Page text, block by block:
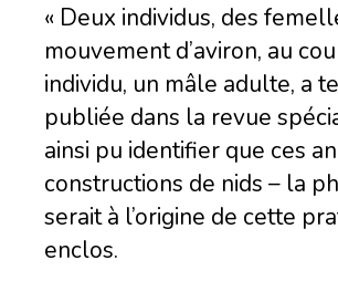
« Deux individus, des
mouvement d’aviron, au
individu, un mâle adulte, a
publiée dans la revue
ainsi pu identifier que ces
constructions de nids – la
serait à l’origine de cette
enclos.